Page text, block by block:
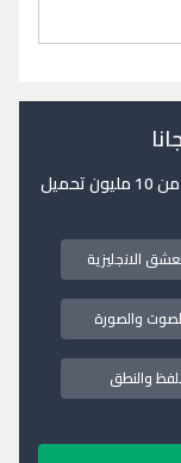
الانجليزية
والصورة